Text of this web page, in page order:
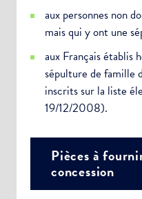
aux personnes non
mais qui y ont une
aux Français établis
sépulture de famille
inscrits sur la liste
19/12/2008).
Pièces à
concession
Choisissez votre
Alertes Mail
Newsletter Culture